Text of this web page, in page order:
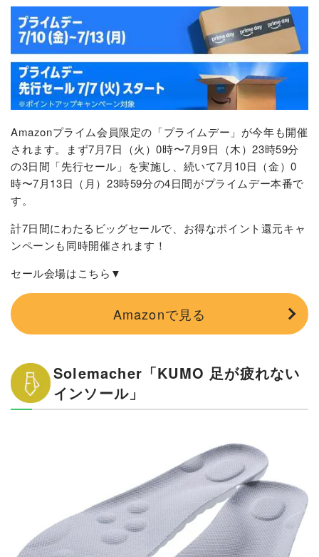
Amazonプライム会員限定の「プライムデー」が今年も開催
されます。まず7月7日（火）0時〜7月9日（木）23時59分
の3日間「先行セール」を実施し、続いて7月10日（金）0
時〜7月13日（月）23時59分の4日間がプライムデー本番で
す。
計7日間にわたるビッグセールで、お得なポイント還元キャ
ンペーンも同時開催されます！
セール会場はこちら▼
Amazonで見る
Solemacher「KUMO 足が疲れない
インソール」